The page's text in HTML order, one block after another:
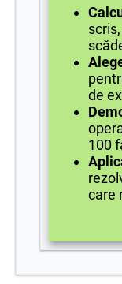
de
100
care